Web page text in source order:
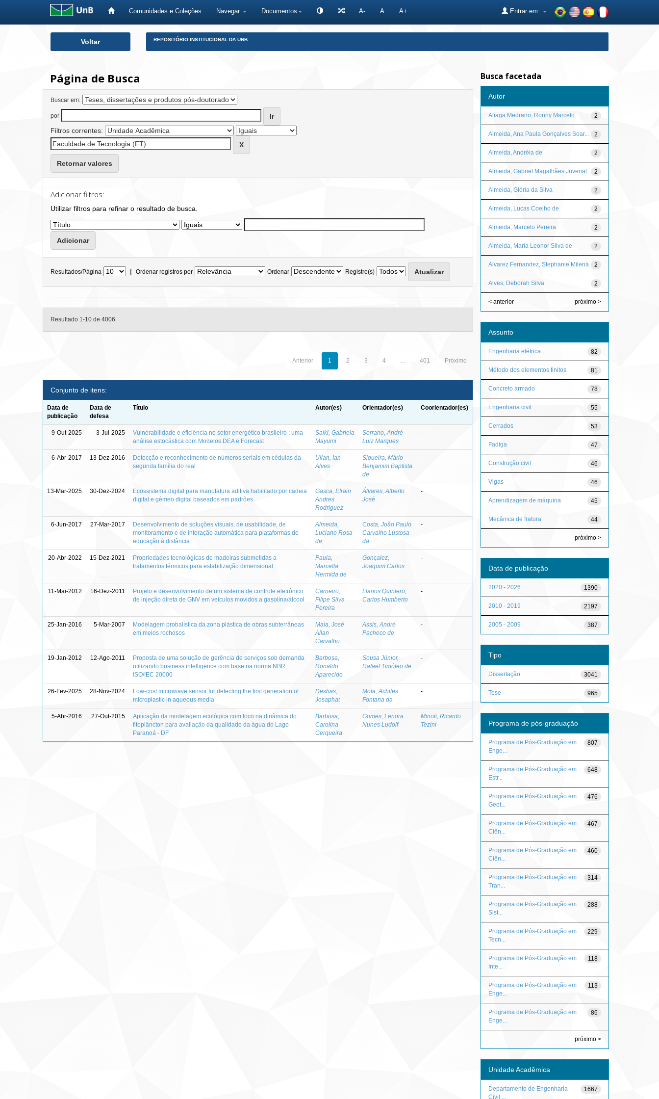
Comunidades e Coleções Navegar Documentos A- A A+ Entrar em:
Voltar REPOSITÓRIO INSTITUCIONAL DA UNB
Página de Busca
Buscar em:
por
Filtros correntes:
Retornar valores
Adicionar filtros:
Utilizar filtros para refinar o resultado de busca.
Resultados/Página | Ordenar registros por Ordenar Registro(s)
Resultado 1-10 de 4006.
Anterior 1 2 3 4 ... 401 Próximo
Conjunto de itens:
Data de
publicação
Data de
defesa
Título Autor(es) Orientador(es) Coorientador(es)
9-Out-2025 3-Jul-2025
Vulnerabilidade e eficiência no setor energético brasileiro : uma
análise estocástica com Modelos DEA e Forecast
Saiki, Gabriela
Mayumi
Serrano, André
Luiz Marques
-
6-Abr-2017 13-Dez-2016
Detecção e reconhecimento de números seriais em cédulas da
segunda família do real
Ulian, Ian
Alves
Siqueira, Mário
Benjamim Baptista
de
-
13-Mar-2025 30-Dez-2024
Ecossistema digital para manufatura aditiva habilitado por cadeia
digital e gêmeo digital baseados em padrões
Gasca, Efrain
Andres
Rodriguez
Álvares, Alberto
José
-
6-Jun-2017 27-Mar-2017
Desenvolvimento de soluções visuais, de usabilidade, de
monitoramento e de interação automática para plataformas de
educação à distância
Almeida,
Luciano Rosa
de
Costa, João Paulo
Carvalho Lustosa
da
-
20-Abr-2022 15-Dez-2021
Propriedades tecnológicas de madeiras submetidas a
tratamentos térmicos para estabilização dimensional
Paula,
Marcella
Hermida de
Gonçalez,
Joaquim Carlos
-
11-Mai-2012 16-Dez-2011
Projeto e desenvolvimento de um sistema de controle eletrônico
de injeção direta de GNV em veículos movidos a gasolina/álcool
Carneiro,
Filipe Silva
Pereira
Llanos Quintero,
Carlos Humberto
-
25-Jan-2016 5-Mar-2007
Modelagem probalística da zona plástica de obras subterrâneas
em meios rochosos
Maia, José
Allan
Carvalho
Assis, André
Pacheco de
-
19-Jan-2012 12-Ago-2011
Proposta de uma solução de gerência de serviços sob demanda
utilizando business intelligence com base na norma NBR
ISO/IEC 20000
Barbosa,
Ronaldo
Aparecido
Sousa Júnior,
Rafael Timóteo de
-
26-Fev-2025 28-Nov-2024
Low-cost microwave sensor for detecting the first generation of
microplastic in aqueous media
Desbas,
Josaphat
Mota, Achiles
Fontana da
-
5-Abr-2016 27-Out-2015
Aplicação da modelagem ecológica com foco na dinâmica do
fitoplâncton para avaliação da qualidade da água do Lago
Paranoá - DF
Barbosa,
Carolina
Cerqueira
Gomes, Lenora
Nunes Ludolf
Minoti, Ricardo
Tezini
Busca facetada
Autor
2
Aliaga Medrano, Ronny Marcelo
2
Almeida, Ana Paula Gonçalves Soar...
2
Almeida, Andréia de
2
Almeida, Gabriel Magalhães Juvenal
2
Almeida, Glória da Silva
2
Almeida, Lucas Coelho de
2
Almeida, Marcelo Pereira
2
Almeida, Maria Leonor Silva de
2
Alvarez Fernandez, Stephanie Milena
2
Alves, Deborah Silva
< anterior próximo >
Assunto
82
Engenharia elétrica
81
Método dos elementos finitos
78
Concreto armado
55
Engenharia civil
53
Cerrados
47
Fadiga
46
Construção civil
46
Vigas
45
Aprendizagem de máquina
44
Mecânica de fratura
próximo >
Data de publicação
1390
2020 - 2026
2197
2010 - 2019
387
2005 - 2009
Tipo
3041
Dissertação
965
Tese
Programa de pós-graduação
807
Programa de Pós-Graduação em
Enge...
648
Programa de Pós-Graduação em
Estr...
476
Programa de Pós-Graduação em
Geot...
467
Programa de Pós-Graduação em
Ciên...
460
Programa de Pós-Graduação em
Ciên...
314
Programa de Pós-Graduação em
Tran...
288
Programa de Pós-Graduação em
Sist...
229
Programa de Pós-Graduação em
Tecn...
118
Programa de Pós-Graduação em
Inte...
113
Programa de Pós-Graduação em
Enge...
86
Programa de Pós-Graduação em
Enge...
próximo >
Unidade Acadêmica
1667
Departamento de Engenharia
Civil ...